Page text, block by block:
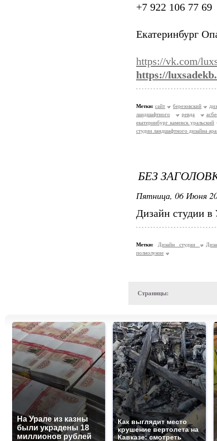
+7 922 106 77 69
Екатеринбург
https://vk.com/
https://
Метки: сайт березовский
ландшафтного
ревда
екатеринбург каменск уральский
студии ландшафтного дизайна
БЕЗ
Пятница, 06 Июня
Дизайн студии
Метки: Дизайн студии
полнолуние
Страницы:
На Урале из казны
были украдены 18
миллионов рублей
Как выглядит место
крушение вертолета на
Кавказе: смотреть